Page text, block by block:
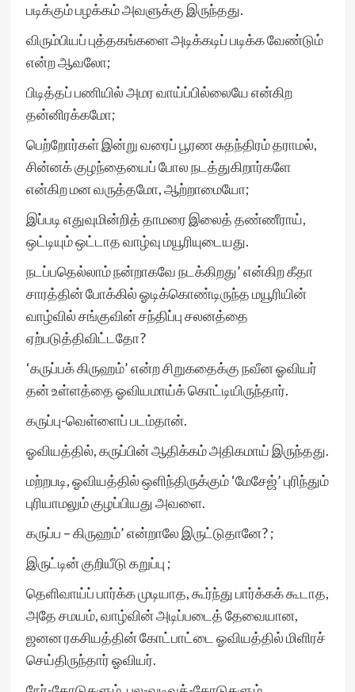
படிக்கும் பழக்கம் அவளுக்கு இருந்தது.
விரும்பியப் புத்தகங்களை அடிக்கடிப் படிக்க வேண்டும்
என்ற ஆவலோ;
பிடித்தப் பணியில் அமர வாய்ப்பில்லையே என்கிற
தன்னிரக்கமோ;
பெற்றோர்கள் இன்று வரைப் பூரண சுதந்திரம் தராமல்,
சின்னக் குழந்தையைப் போல நடத்துகிறார்களே
என்கிற மன வருத்தமோ, ஆற்றாமையோ;
இப்படி எதுவுமின்றித் தாமரை இலைத் தண்ணீராய்,
ஒட்டியும் ஒட்டாத வாழ்வு மயூரியுடையது.
நடப்பதெல்லாம் நன்றாகவே நடக்கிறது’ என்கிற கீதா
சாரத்தின் போக்கில் ஓடிக்கொண்டிருந்த மயூரியின்
வாழ்வில் சங்குவின் சந்திப்பு சலனத்தை
ஏற்படுத்திவிட்டதோ?
‘கருப்பக் கிருஹம்’ என்ற சிறுகதைக்கு நவீன ஓவியர்
தன் உள்ளத்தை ஓவியமாய்க் கொட்டியிருந்தார்.
கருப்பு-வெள்ளைப் படம்தான்.
ஓவியத்தில், கருப்பின் ஆதிக்கம் அதிகமாய் இருந்தது.
மற்றபடி, ஓவியத்தில் ஒளிந்திருக்கும் ‘மேசேஜ்’ புரிந்தும்
புரியாமலும் குழப்பியது அவளை.
கருப்ப – கிருஹம்’ என்றாலே இருட்டுதானே? ;
இருட்டின் குறியீடு கறுப்பு ;
தெளிவாய்ப் பார்க்க முடியாத, கூர்ந்து பார்க்கக் கூடாத,
அதே சமயம், வாழ்வின் அடிப்படைத் தேவையான,
ஜனன ரகசியத்தின் கோட்பாட்டை ஓவியத்தில் மிளிரச்
செய்திருந்தார் ஓவியர்.